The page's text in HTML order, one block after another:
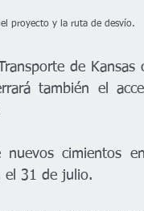
El mapa describe el área del proyecto y la ruta de desvío.
de Kansas
también el
cimientos
el 31 de julio.